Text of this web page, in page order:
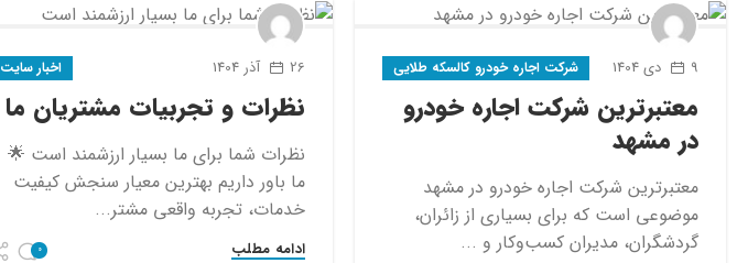
9 دی 1404 شرکت اجاره خودرو کالسکه طلایی
معتبرترین شرکت اجاره خودرو
در مشهد
معتبرترین شرکت اجاره خودرو در مشهد
موضوعی است که برای بسیاری از زائران،
گردشگران، مدیران کسب‌وکار و ...
26 آذر 1404 اخبار سایت
نظرات و تجربیات مشتریان ما
نظرات شما برای ما بسیار ارزشمند است 🌟
ما باور داریم بهترین معیار سنجش کیفیت
خدمات، تجربه واقعی مشتر...
ادامه مطلب 0